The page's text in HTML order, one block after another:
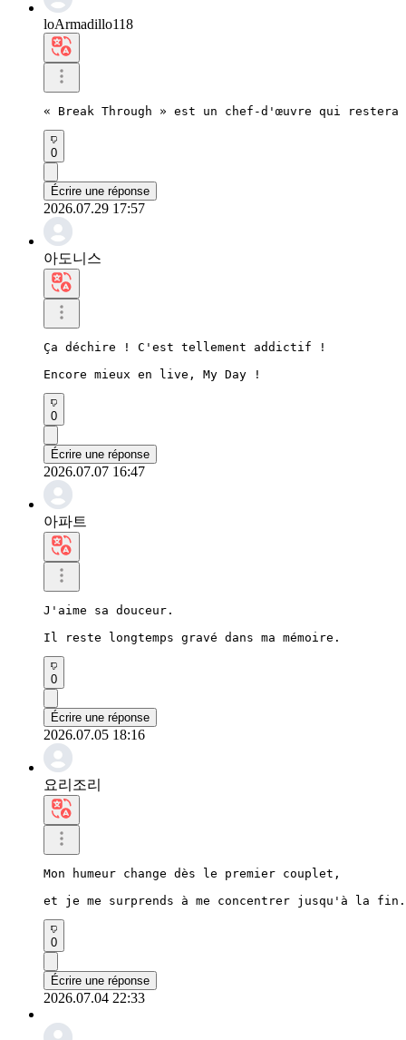
loArmadillo118
« Break Through » est un chef-d'œuvre qui restera
0
Écrire une réponse
2026.07.29 17:57
아도니스
Ça déchire ! C'est tellement addictif !
Encore mieux en live, My Day !
0
Écrire une réponse
2026.07.07 16:47
아파트
J'aime sa douceur.
Il reste longtemps gravé dans ma mémoire.
0
Écrire une réponse
2026.07.05 18:16
요리조리
Mon humeur change dès le premier couplet,
et je me surprends à me concentrer jusqu'à la fin.
0
Écrire une réponse
2026.07.04 22:33